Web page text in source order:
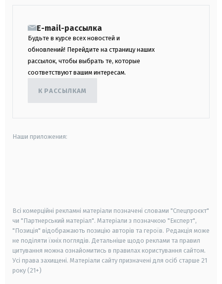
E-mail-рассылка
Будьте в курсе всех новостей и
обновлений! Перейдите на страницу наших
рассылок, чтобы выбрать те, которые
соответствуют вашим интересам.
К РАССЫЛКАМ
Наши приложения:
Всі комерційні рекламні матеріали позначені словами "Спецпроєкт"
чи "Партнерський матеріал". Матеріали з позначкою "Експерт",
"Позиція" відображають позицію авторів та героїв. Редакція може
не поділяти їхніх поглядів. Детальніше щодо реклами та правил
цитування можна ознайомитись в правилах користування сайтом.
Усі права захищені. Матеріали сайту призначені для осіб старше 21
року (21+)